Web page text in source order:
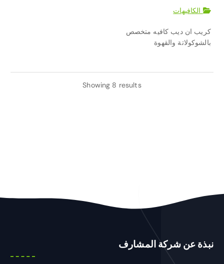
الكافيهات
كريب ان ديب كافيه متخصص
بالشوكولاتة والقهوة
Showing 8 results
نبذة عن شركة المشارف